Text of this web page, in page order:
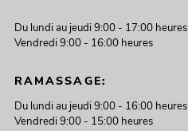
Du lundi au jeudi 9:00 - 17:00 heures
Vendredi 9:00 - 16:00 heures
RAMASSAGE:
Du lundi au jeudi 9:00 - 16:00 heures
Vendredi 9:00 - 15:00 heures